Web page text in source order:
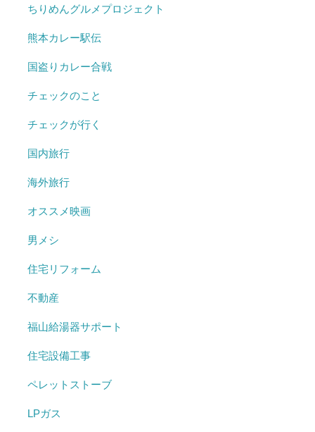
ちりめんグルメプロジェクト
熊本カレー駅伝
国盗りカレー合戦
チェックのこと
チェックが行く
国内旅行
海外旅行
オススメ映画
男メシ
住宅リフォーム
不動産
福山給湯器サポート
住宅設備工事
ペレットストーブ
LPガス